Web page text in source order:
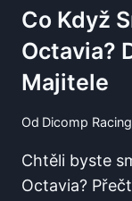
Co Když
Octavia?
Majitele
Od Dicomp Racing
Chtěli byste
Octavia?